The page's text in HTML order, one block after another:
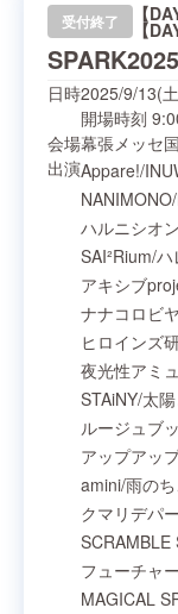
受付終了 【
【
日時2025/9/13(
開場時刻
会場幕張メッセ
出演Appare!/
NANIMONO/
ハルニシオン
SAI²Rium/ハ
アキシブ
ナナコロビ
ヒロインズ
夜光性アミ
STAiNY/太
ルージュブ
アップアッ
amini/雨の
クマリデパ
SCRAMBLE
フューチャ
MAGICAL